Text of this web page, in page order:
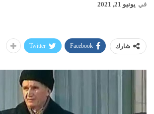
في يونيو 21, 2021
شارك Facebook
Twitter